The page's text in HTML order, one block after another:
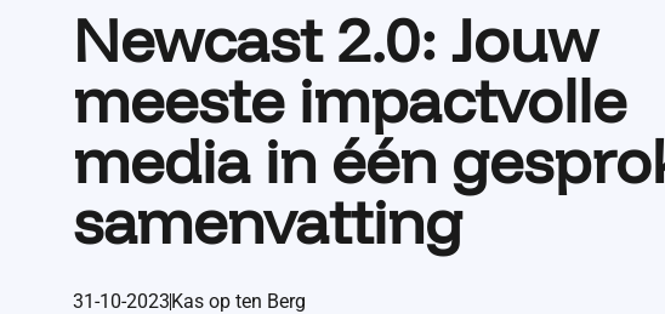
Newcast 2.0: Jouw
meeste impactvolle
media in één
samenvatting
31-10-2023Kas op ten Berg